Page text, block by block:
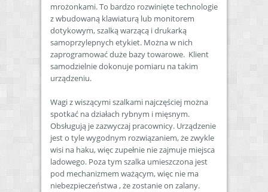
mrożonkami. To bardzo rozwinięte technologie
z wbudowaną klawiaturą lub monitorem
dotykowym, szalką warzącą i drukarką
samoprzylepnych etykiet. Można w nich
zaprogramować duże bazy towarowe. Klient
samodzielnie dokonuje pomiaru na takim
urządzeniu.
Wagi z wiszącymi szalkami najczęściej można
spotkać na działach rybnym i mięsnym.
Obsługują je zazwyczaj pracownicy. Urządzenie
jest o tyle wygodnym rozwiązaniem, że zwykle
wisi na haku, więc zupełnie nie zajmuje miejsca
ladowego. Poza tym szalka umieszczona jest
pod mechanizmem ważącym, więc nie ma
niebezpieczeństwa , że zostanie on zalany.